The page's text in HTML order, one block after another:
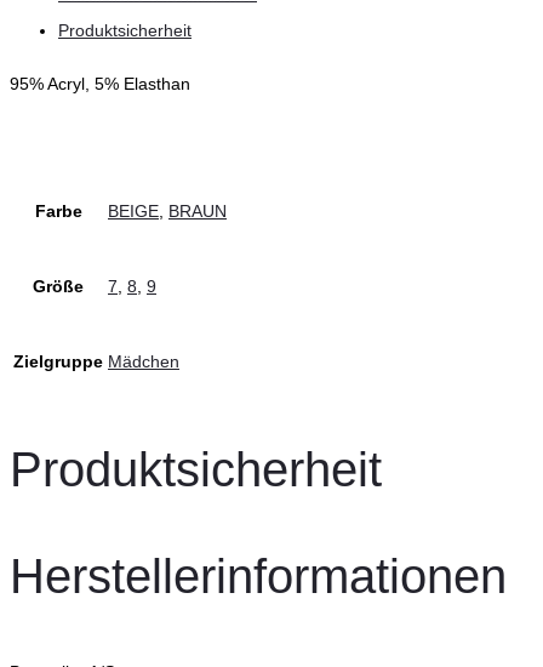
Produktsicherheit
95% Acryl, 5% Elasthan
Farbe BEIGE, BRAUN
Größe 7, 8, 9
Zielgruppe Mädchen
Produktsicherheit
Herstellerinformationen